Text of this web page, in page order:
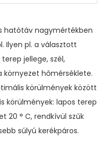
hatótáv nagymértékben
Ilyen pl. a választott
jellege, szél,
hőmérséklete.
körülmények között
körülmények: lapos terep
20 ° C, rendkívül szűk
súlyú kerékpáros.